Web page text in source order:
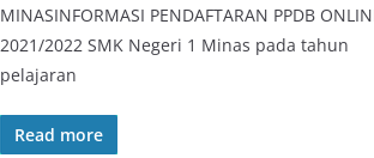
MINASINFORMASI PENDAFTARAN PPDB
2021/2022 SMK Negeri 1 Minas pada tahun
pelajaran
Read more